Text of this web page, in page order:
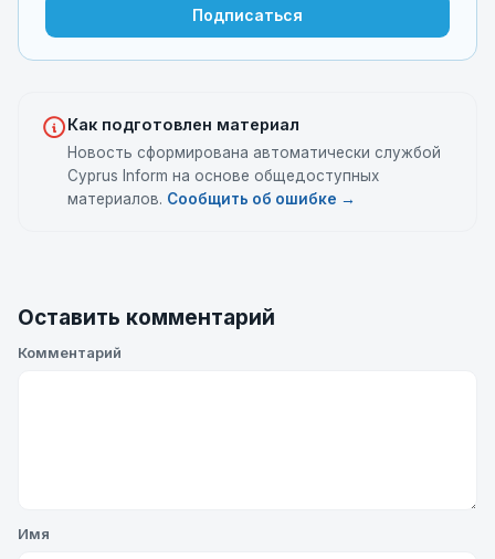
Подписаться
Как подготовлен материал
Новость сформирована автоматически службой
Cyprus Inform на основе общедоступных
материалов. Сообщить об ошибке →
Оставить комментарий
Комментарий
Имя